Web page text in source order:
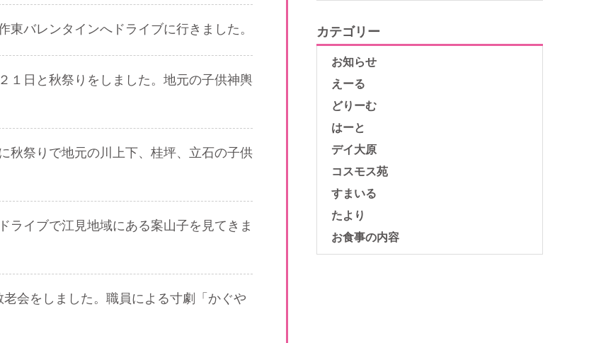
東バレンタインへドライブに行きました。
１日と秋祭りをしました。地元の子供神輿
秋祭りで地元の川上下、桂坪、立石の子供
ライブで江見地域にある案山子を見てきま
老会をしました。職員による寸劇「かぐや
カテゴリー
お知らせ
えーる
どりーむ
はーと
デイ大原
コスモス苑
すまいる
たより
お食事の内容